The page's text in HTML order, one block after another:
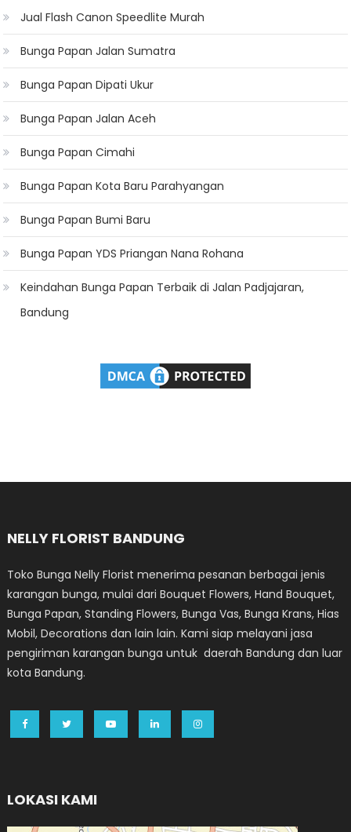
Jual Flash Canon Speedlite Murah
Bunga Papan Jalan Sumatra
Bunga Papan Dipati Ukur
Bunga Papan Jalan Aceh
Bunga Papan Cimahi
Bunga Papan Kota Baru Parahyangan
Bunga Papan Bumi Baru
Bunga Papan YDS Priangan Nana Rohana
Keindahan Bunga Papan Terbaik di Jalan Padjajaran,
Bandung
NELLY FLORIST BANDUNG
Toko Bunga Nelly Florist menerima pesanan berbagai jenis
karangan bunga, mulai dari Bouquet Flowers, Hand Bouquet,
Bunga Papan, Standing Flowers, Bunga Vas, Bunga Krans, Hias
Mobil, Decorations dan lain lain. Kami siap melayani jasa
pengiriman karangan bunga untuk daerah Bandung dan luar
kota Bandung.
LOKASI KAMI